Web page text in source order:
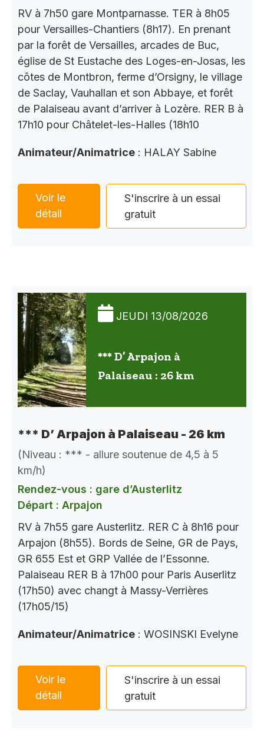
RV à 7h50 gare Montparnasse. TER à 8h05
pour Versailles-Chantiers (8h17). En prenant
par la forêt de Versailles, arcades de Buc,
église de St Eustache des Loges-en-Josas, les
côtes de Montbron, ferme d’Orsigny, le village
de Saclay, Vauhallan et son Abbaye, et forêt
de Palaiseau avant d’arriver à Lozère. RER B à
17h10 pour Châtelet-les-Halles (18h10
Animateur/Animatrice : HALAY Sabine
Voir le
détail
S'inscrire à un essai
gratuit
JEUDI 13/08/2026
*** D’ Arpajon à
Palaiseau : 26 km
*** D’ Arpajon à Palaiseau - 26 km
(Niveau : *** - allure soutenue de 4,5 à 5
km/h)
Rendez-vous : gare d’Austerlitz
Départ : Arpajon
RV à 7h55 gare Austerlitz. RER C à 8h16 pour
Arpajon (8h55). Bords de Seine, GR de Pays,
GR 655 Est et GRP Vallée de l’Essonne.
Palaiseau RER B à 17h00 pour Paris Auserlitz
(17h50) avec changt à Massy-Verrières
(17h05/15)
Animateur/Animatrice : WOSINSKI Evelyne
Voir le
détail
S'inscrire à un essai
gratuit